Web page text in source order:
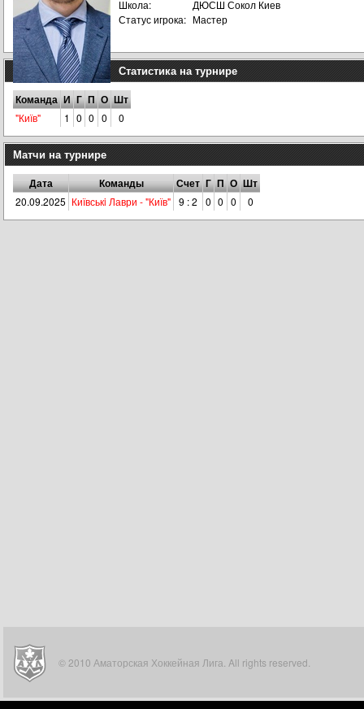
Школа:
ДЮСШ Сокол Киев
Статус игрока: Мастер
Статистика на турнире
Команда И Г П О Шт
"Київ" 1 0 0 0 0
Матчи на турнире
Дата Команды Счет Г П О Шт
20.09.2025 Київськi Лаври - "Київ" 9 : 2 0 0 0 0
© 2010 Аматорская Хоккейная Лига. All rights reserved.